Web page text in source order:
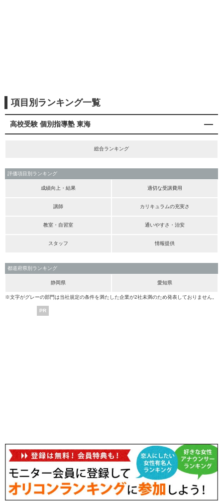
項目別ランキング一覧
高校受験 個別指導塾 東海
総合ランキング
評価項目別ランキング
成績向上・結果 適切な受講費用
講師 カリキュラムの充実さ
教室・自習室 通いやすさ・治安
スタッフ 情報提供
都道府県別ランキング
静岡県 愛知県
※文字がグレーの部門は当社規定の条件を満たした企業が2社未満のため発表しておりません。
PR